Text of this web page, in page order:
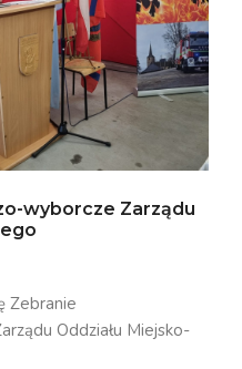
wyborcze Zarządu
Zebranie
Oddziału Miejsko-